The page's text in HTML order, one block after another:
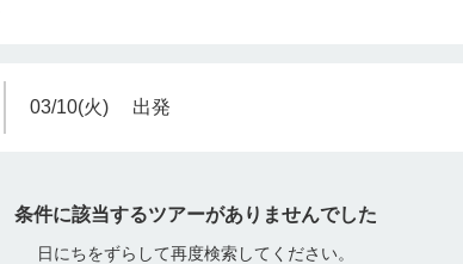
03/10(火) 出発
条件に該当するツアーがありませんでした
日にちをずらして再度検索してください。